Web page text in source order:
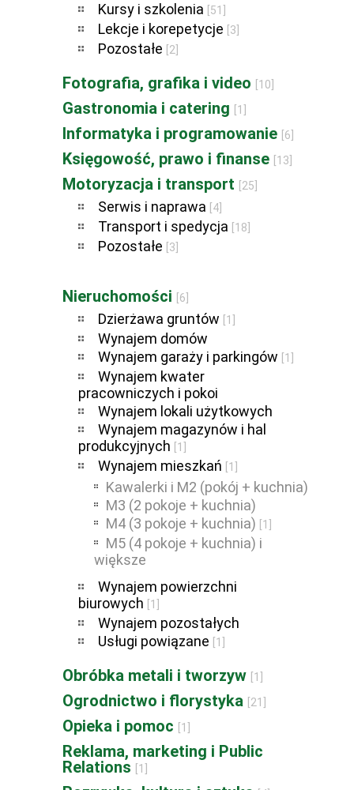
Kursy i szkolenia [51]
Lekcje i korepetycje [3]
Pozostałe [2]
Fotografia, grafika i video [10]
Gastronomia i catering [1]
Informatyka i programowanie [6]
Księgowość, prawo i finanse [13]
Motoryzacja i transport [25]
Serwis i naprawa [4]
Transport i spedycja [18]
Pozostałe [3]
Nieruchomości [6]
Dzierżawa gruntów [1]
Wynajem domów
Wynajem garaży i parkingów
[1]
Wynajem kwater
pracowniczych i pokoi
Wynajem lokali użytkowych
Wynajem magazynów i hal
produkcyjnych
[1]
Wynajem mieszkań [1]
Kawalerki i M2 (pokój + kuchnia)
M3 (2 pokoje + kuchnia)
M4 (3 pokoje + kuchnia)
[1]
M5 (4 pokoje + kuchnia) i
większe
Wynajem powierzchni
biurowych
[1]
Wynajem pozostałych
Usługi powiązane
[1]
Obróbka metali i tworzyw [1]
Ogrodnictwo i florystyka [21]
Opieka i pomoc [1]
Reklama, marketing i Public
Relations
[1]